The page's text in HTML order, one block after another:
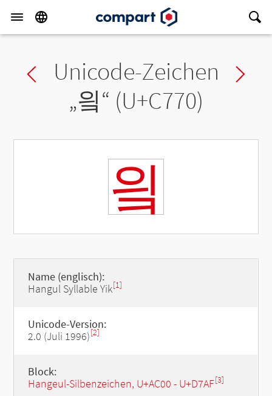
Previous char
Unicode-Zeichen
„읰“ (U+C770)
읰
Name (englisch):
Hangul Syllable Yik[1]
Unicode-Version:
2.0 (Juli 1996)[2]
Block:
Hangeul-Silbenzeichen, U+AC00 - U+D7AF[3]